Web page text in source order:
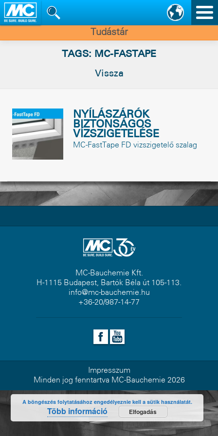
Tudástár
TAGS: MC-FASTAPE
Vissza
NYÍLÁSZÁRÓK
BIZTONSÁGOS
VÍZSZIGETELÉSE
MC-FastTape FD vizszigetelő szalag
MC-Bauchemie Kft.
H-1115 Budapest, Bartók Béla út 105-113.
info@mc-bauchemie.hu
+36-20/987-14-77
Impresszum
Minden jog fenntartva MC-Bauchemie 2026
A böngészés folytatásához engedélyeznie kell a sütik használatát.
Több információ Elfogadás